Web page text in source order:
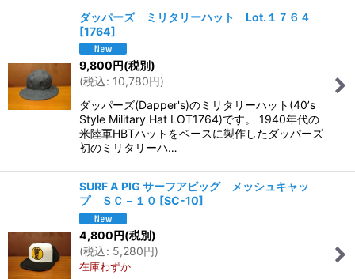
ダッパーズ ミリタリーハット Lot.１７６４
[1764]
9,800円(税別)
(税込: 10,780円)
ダッパーズ(Dapper's)のミリタリーハット(40’s
Style Military Hat LOT1764)です。 1940年代の
米陸軍HBTハットをベースに製作したダッパーズ
初のミリタリーハ…
SURF A PIG サーフアピッグ メッシュキャッ
プ ＳＣ－１０ [SC-10]
4,800円(税別)
(税込: 5,280円)
在庫わずか